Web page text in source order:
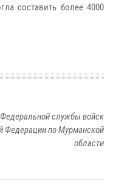
составить более 4000
службы войск
Федерации по Мурманской
области